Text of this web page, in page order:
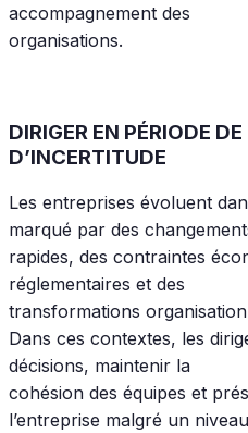
accompagnement des
organisations.
DIRIGER EN PÉRIODE
D’INCERTITUDE
Les entreprises évoluent
marqué par des
rapides, des contraintes
réglementaires et des
transformations
Dans ces contextes, les
décisions, maintenir la
cohésion des équipes et
l’entreprise malgré un niveau